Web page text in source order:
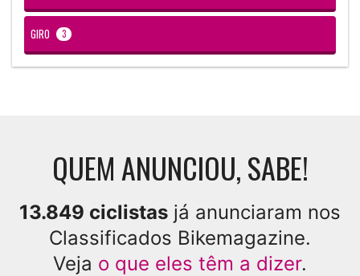
GIRO 3
QUEM ANUNCIOU, SABE!
13.849 ciclistas já anunciaram nos
Classificados Bikemagazine.
Veja o que eles têm a dizer.